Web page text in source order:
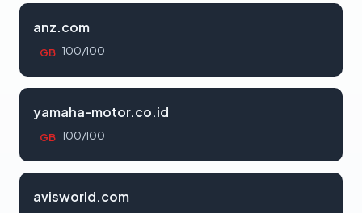
anz.com
GB 100/100
yamaha-motor.co.id
GB 100/100
avisworld.com